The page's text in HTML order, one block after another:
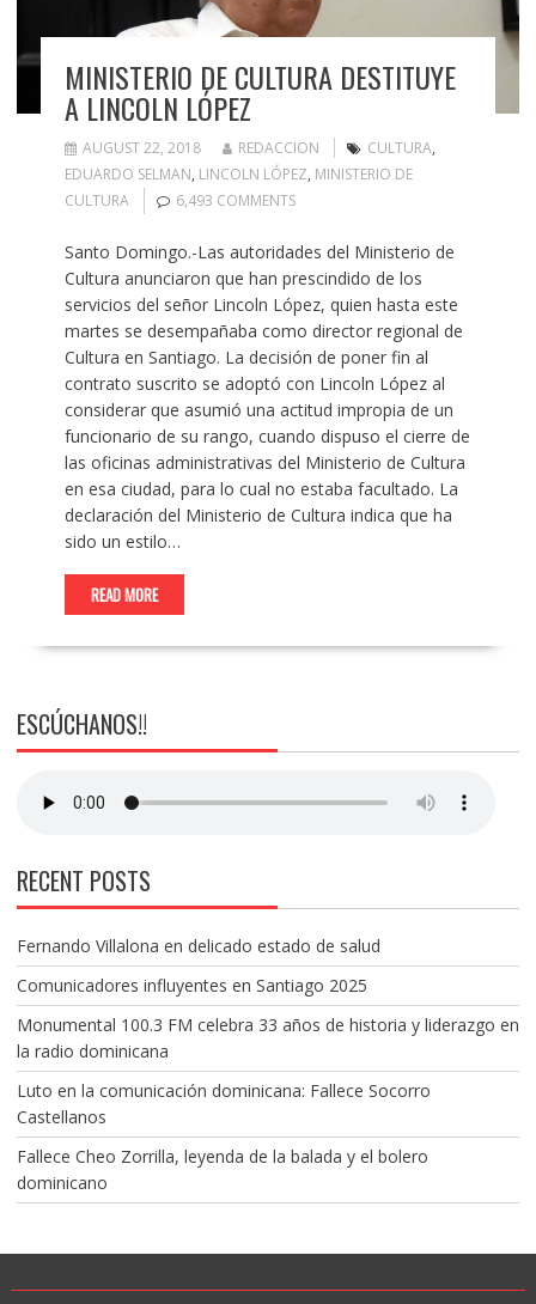
MINISTERIO DE CULTURA DESTITUYE
A LINCOLN LÓPEZ
AUGUST 22, 2018 REDACCION CULTURA,
EDUARDO SELMAN, LINCOLN LÓPEZ, MINISTERIO DE
CULTURA
6,493 COMMENTS
Santo Domingo.-Las autoridades del Ministerio de
Cultura anunciaron que han prescindido de los
servicios del señor Lincoln López, quien hasta este
martes se desempañaba como director regional de
Cultura en Santiago. La decisión de poner fin al
contrato suscrito se adoptó con Lincoln López al
considerar que asumió una actitud impropia de un
funcionario de su rango, cuando dispuso el cierre de
las oficinas administrativas del Ministerio de Cultura
en esa ciudad, para lo cual no estaba facultado. La
declaración del Ministerio de Cultura indica que ha
sido un estilo…
READ MORE
ESCÚCHANOS!!
RECENT POSTS
Fernando Villalona en delicado estado de salud
Comunicadores influyentes en Santiago 2025
Monumental 100.3 FM celebra 33 años de historia y liderazgo en
la radio dominicana
Luto en la comunicación dominicana: Fallece Socorro
Castellanos
Fallece Cheo Zorrilla, leyenda de la balada y el bolero
dominicano